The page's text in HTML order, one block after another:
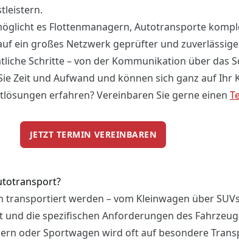
es Flottenmanagern, Autotransporte
ein großes Netzwerk geprüfter und
Schritte – von der Kommunikation über das
Zeit und Aufwand und können sich ganz auf
erfahren? Vereinbaren Sie gerne einen
JETZT TERMIN VEREINBAREN
werden – vom Kleinwagen über
und die spezifischen Anforderungen des
oder Sportwagen wird oft auf besondere